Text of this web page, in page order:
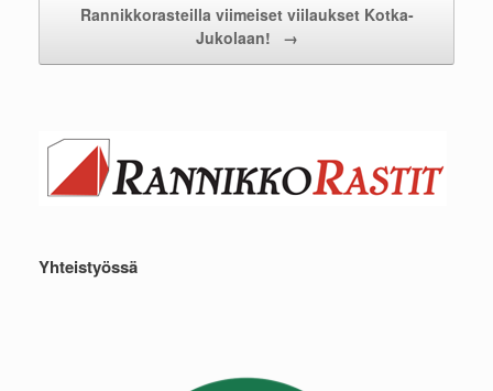
Rannikkorasteilla viimeiset viilaukset Kotka-
Jukolaan!
→
Yhteistyössä